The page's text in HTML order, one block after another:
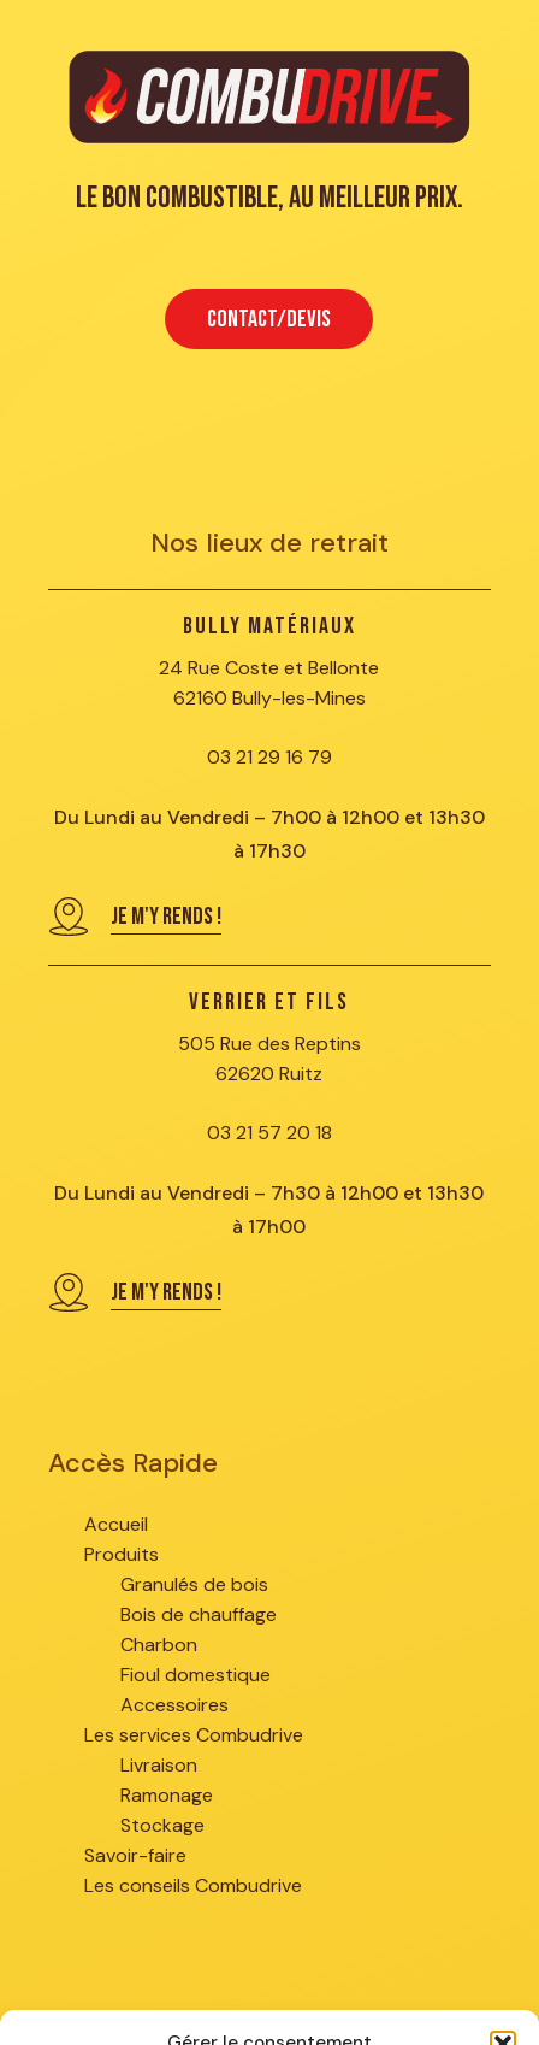
Le bon combustible, au meilleur prix.
CONTACT/DEVIS
Nos lieux de retrait
Bully Matériaux
24 Rue Coste et Bellonte
62160 Bully-les-Mines
03 21 29 16 79
Du Lundi au Vendredi – 7h00 à 12h00 et 13h30
à 17h30
JE M'Y RENDS !
Verrier et Fils
505 Rue des Reptins
62620 Ruitz
03 21 57 20 18
Du Lundi au Vendredi – 7h30 à 12h00 et 13h30
à 17h00
JE M'Y RENDS !
Accès Rapide
Accueil
Produits
Granulés de bois
Bois de chauffage
Charbon
Fioul domestique
Accessoires
Les services Combudrive
Livraison
Ramonage
Stockage
Savoir-faire
Les conseils Combudrive